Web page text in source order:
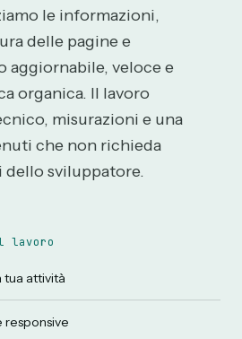
le informazioni,
delle pagine e
aggiornabile, veloce e
organica. Il lavoro
misurazioni e una
che non richieda
sviluppatore.
lavoro
tua attività